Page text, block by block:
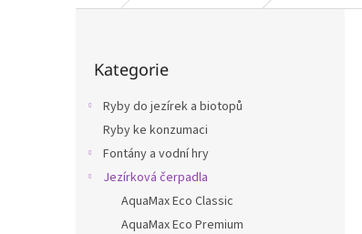
kategorie
Kategorie
Ryby do jezírek a biotopů
Ryby ke konzumaci
Fontány a vodní hry
Jezírková čerpadla
AquaMax Eco Classic
AquaMax Eco Premium